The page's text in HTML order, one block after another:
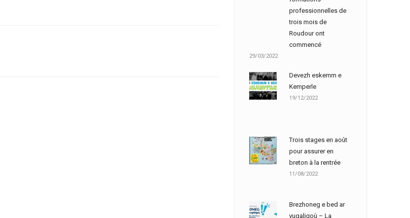
professionnelles de
trois mois de
Roudour ont
commencé
29/03/2022
Devezh eskemm e
Kemperle
19/12/2022
Trois stages en août
pour assurer en
breton à la rentrée
11/08/2022
Brezhoneg e bed ar
vugaligoù – La